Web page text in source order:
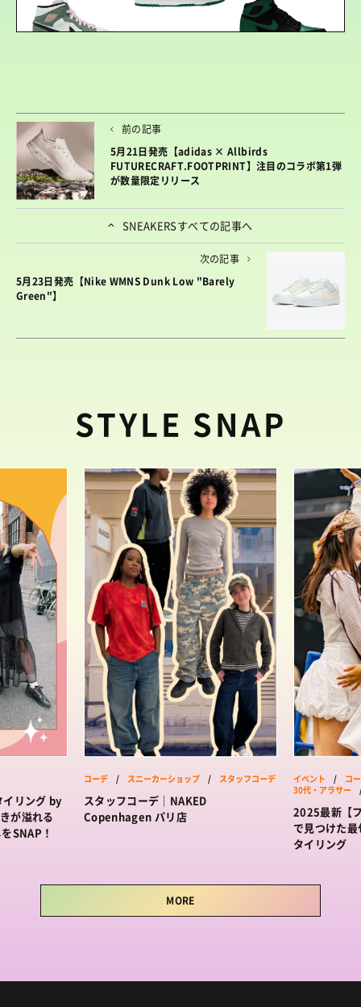
前の記事
5月21日発売【adidas × Allbirds
FUTURECRAFT.FOOTPRINT】注目のコラボ第1弾
が数量限定リリース
SNEAKERSすべての記事へ
次の記事
5月23日発売【Nike WMNS Dunk Low "Barely
Green"】
STYLE SNAP
リング by
が溢れる
SNAP！
コーデ / スニーカーショップ / スタッフコーデ
スタッフコーデ｜NAKED
Copenhagen パリ店
イベント / コ
30代・アラサー
2025最新【
で見つけた
タイリング
MORE